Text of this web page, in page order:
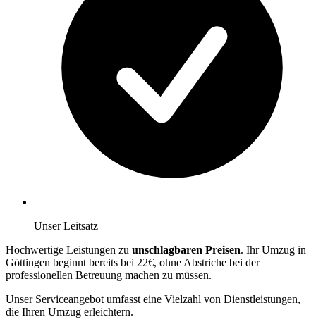
Unser Leitsatz
Hochwertige Leistungen zu unschlagbaren Preisen. Ihr Umzug in
Göttingen beginnt bereits bei 22€, ohne Abstriche bei der
professionellen Betreuung machen zu müssen.
Unser Serviceangebot umfasst eine Vielzahl von Dienstleistungen,
die Ihren Umzug erleichtern.